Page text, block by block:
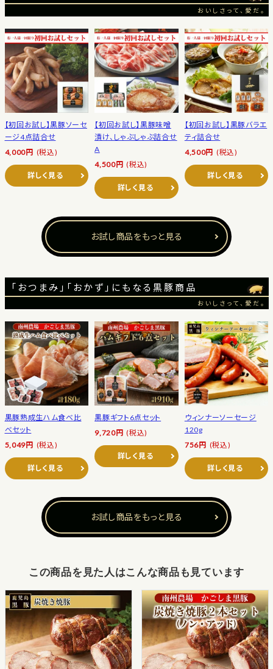
おいしさって、愛だ。
【初回お試し】黒豚ソーセ
ージ4点詰合せ
4,000円 (税込)
詳しく見る
【初回お試し】黒豚味噌
漬け、しゃぶしゃぶ詰合せ
A
4,500円 (税込)
詳しく見る
【初回お試し】黒豚バラエ
ティ詰合せ
4,500円 (税込)
詳しく見る
お試し商品をもっと見る
「おつまみ」「おかず」にもなる黒豚商品
おいしさって、愛だ。
黒豚熟成生ハム食べ比
べセット
5,049円 (税込)
詳しく見る
黒豚ギフト6点セット
9,720円 (税込)
詳しく見る
ウィンナーソーセージ
120g
756円 (税込)
詳しく見る
お試し商品をもっと見る
この商品を見た人はこんな商品も見ています